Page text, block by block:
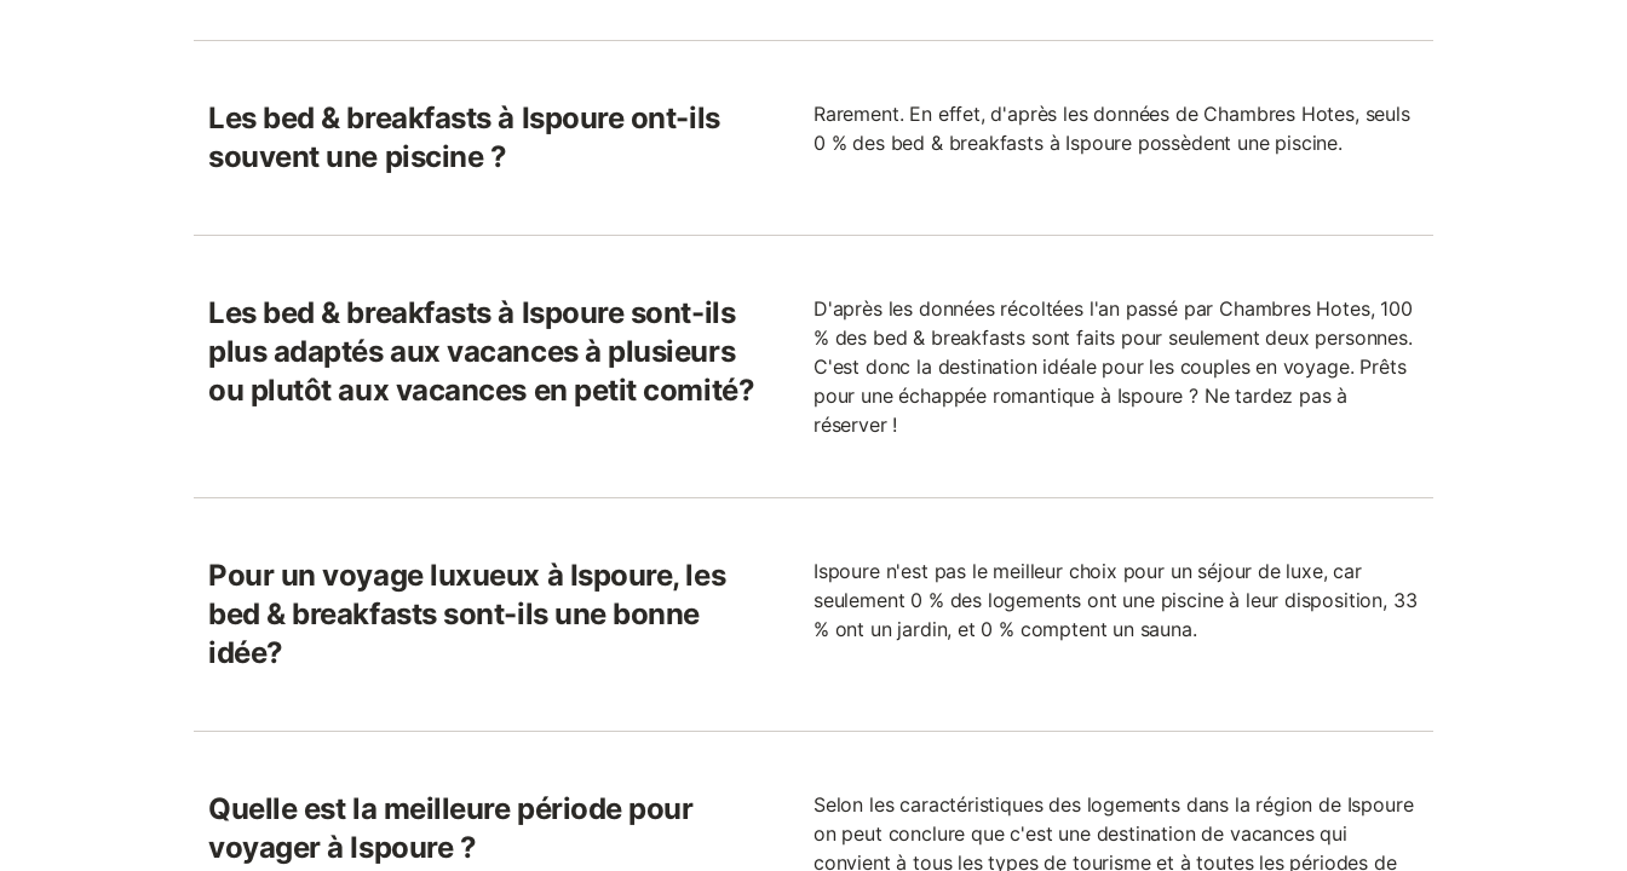
Les bed & breakfasts à Ispoure ont-ils
souvent une piscine ?
Rarement. En effet, d'après les données de Chambres Hotes, seuls
0 % des bed & breakfasts à Ispoure possèdent une piscine.
Les bed & breakfasts à Ispoure sont-ils
plus adaptés aux vacances à plusieurs
ou plutôt aux vacances en petit comité?
D'après les données récoltées l'an passé par Chambres Hotes, 100
% des bed & breakfasts sont faits pour seulement deux personnes.
C'est donc la destination idéale pour les couples en voyage. Prêts
pour une échappée romantique à Ispoure ? Ne tardez pas à
réserver !
Pour un voyage luxueux à Ispoure, les
bed & breakfasts sont-ils une bonne
idée?
Ispoure n'est pas le meilleur choix pour un séjour de luxe, car
seulement 0 % des logements ont une piscine à leur disposition, 33
% ont un jardin, et 0 % comptent un sauna.
Quelle est la meilleure période pour
voyager à Ispoure ?
Selon les caractéristiques des logements dans la région de Ispoure
on peut conclure que c'est une destination de vacances qui
convient à tous les types de tourisme et à toutes les périodes de